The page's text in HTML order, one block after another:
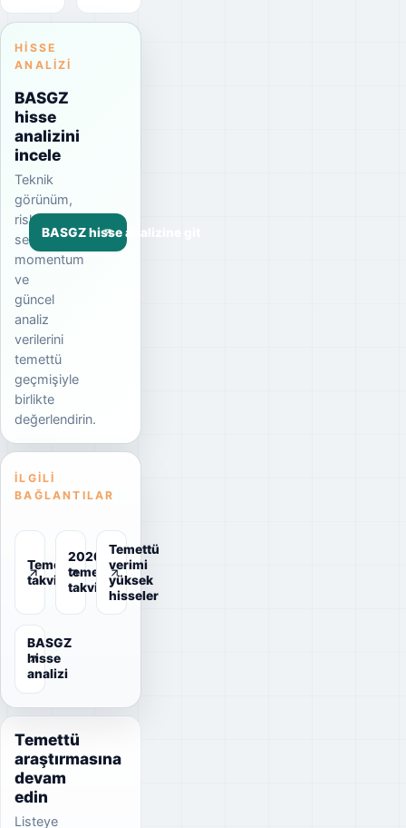
HISSE
ANALIZI
BASGZ
hisse
analizini
incele
Teknik
görünüm,
risk
seviyesi,
momentum
ve
güncel
analiz
verilerini
temettü
geçmişiyle
birlikte
değerlendirin.
BASGZ hisse analizine git
İLGILI
BAĞLANTILAR
Temettü
takvimi
2026
temettü
takvimi
Temettü
verimi
yüksek
hisseler
BASGZ
hisse
analizi
Temettü
araştırmasına
devam
edin
Listeye